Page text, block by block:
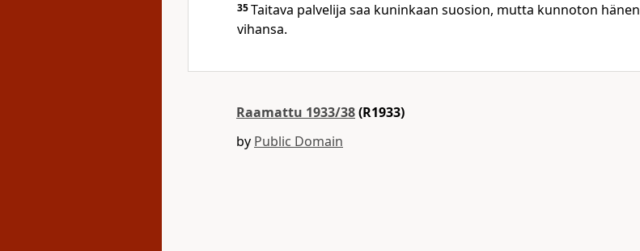
35Taitava palvelija saa kuninkaan suosion, mutta kunnoton hänen
vihansa.
Raamattu 1933/38(R1933)
by Public Domain